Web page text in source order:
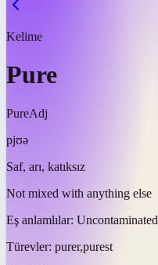
Kelime
Pure
PureAdj
pjʊə
Saf, arı, katıksız
Not mixed with anything else
Eş anlamlılar: Uncontaminated
Türevler: purer,purest